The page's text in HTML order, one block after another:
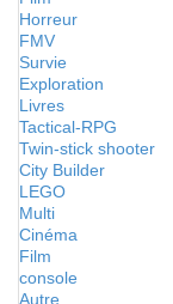
Horreur
FMV
Survie
Exploration
Livres
Tactical-RPG
Twin-stick shooter
City Builder
LEGO
Multi
Cinéma
Film
console
Autre